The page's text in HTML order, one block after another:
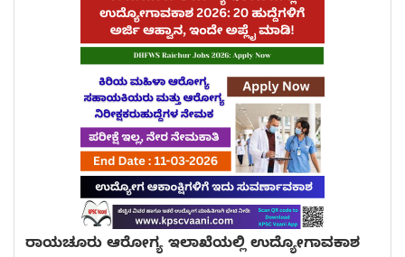
ರಾಯಚೂರು ಆರೋಗ್ಯ ಇಲಾಖೆಯಲ್ಲಿ ಉದ್ಯೋಗಾವಕಾಶ